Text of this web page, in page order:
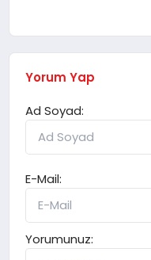
Yorum Yap
Ad Soyad:
E-Mail:
Yorumunuz: